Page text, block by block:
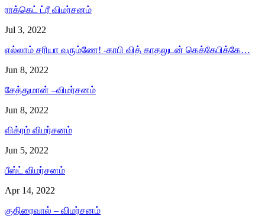
ராக்கெட் ட்ரீ விமர்சனம்
Jul 3, 2022
எல்லாம் சரியா வரும்ணே! -காபி வித் காதலுடன் கெக்கேபிக்கே…
Jun 8, 2022
சேத்துமான் –விமர்சனம்
Jun 8, 2022
விக்ரம் விமர்சனம்
Jun 5, 2022
பீஸ்ட் விமர்சனம்
Apr 14, 2022
குதிரைவால் – விமர்சனம்